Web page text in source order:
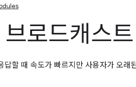
로드캐스
답할 때 속도가 빠르지만 사용자가 오래